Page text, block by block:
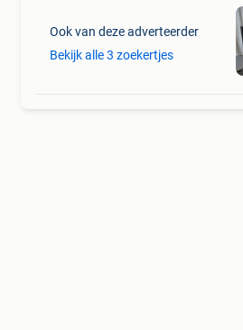
Ook van deze adverteerder
Bekijk alle 3 zoekertjes